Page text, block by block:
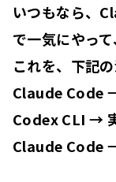
いつもなら、
で一気にやっ
これを、下記
Claude Code
Codex CLI →
Claude Code